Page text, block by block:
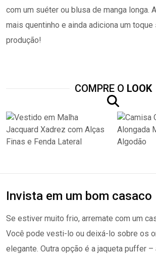
com um suéter ou blusa de manga longa.
mais quentinho e ainda adiciona um toque
produção!
COMPRE O LOOK
Invista em um bom casaco
Se estiver muito frio, arremate com um
Você pode vesti-lo ou deixá-lo sobre os
elegante. Outra opção é a jaqueta puffer –